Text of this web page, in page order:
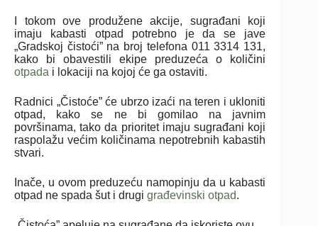
I tokom ove produžene akcije, sugrađani koji
imaju kabasti otpad potrebno je da se jave
„Gradskoj čistoći” na broj telefona 011 3314 131,
kako bi obavestili ekipe preduzeća o količini
otpada i lokaciji na kojoj će ga ostaviti.
Radnici „Čistoće” će ubrzo izaći na teren i ukloniti
otpad, kako se ne bi gomilao na javnim
površinama, tako da prioritet imaju sugrađani koji
raspolažu većim količinama nepotrebnih kabastih
stvari.
Inače, u ovom preduzeću namopinju da u kabasti
otpad ne spada šut i drugi građevinski otpad.